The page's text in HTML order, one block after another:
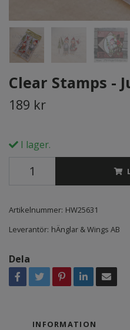
Clear Stamps -
189 kr
I lager.
Artikelnummer: HW25631
Leverantör: hÄnglar & Wings AB
Dela
INFORMATION